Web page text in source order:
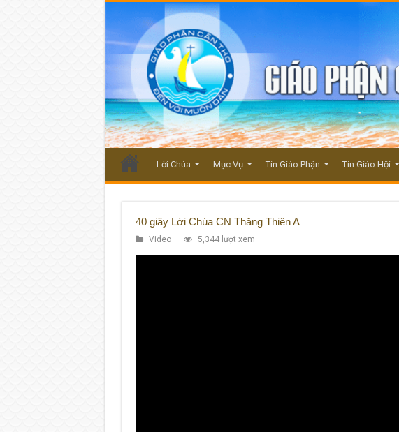
Lời Chúa Mục Vụ Tin Giáo Phận Tin Giáo Hội
40 giây Lời Chúa CN Thăng Thiên A
Video 5,344 lượt xem